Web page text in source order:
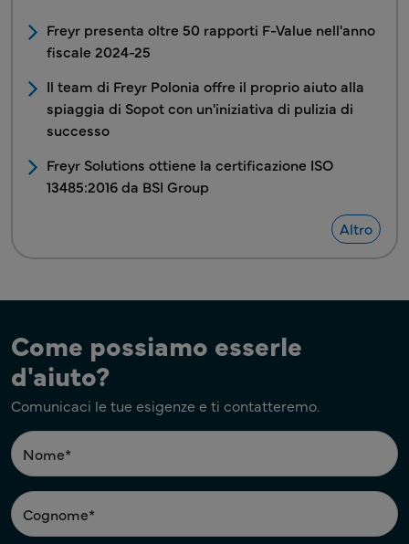
Freyr presenta oltre 50 rapporti F-Value nell'anno
fiscale 2024-25
Il team di Freyr Polonia offre il proprio aiuto alla
spiaggia di Sopot con un'iniziativa di pulizia di
successo
Freyr Solutions ottiene la certificazione ISO
13485:2016 da BSI Group
Altro
Come possiamo esserle
d'aiuto?
Comunicaci le tue esigenze e ti contatteremo.